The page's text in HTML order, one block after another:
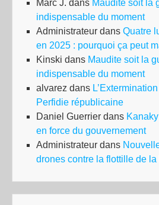
Marc J. dans Maudite soit la
indispensable du moment
Administrateur dans Quatre
en 2025 : pourquoi ça peut
Kinski dans Maudite soit la
indispensable du moment
alvarez dans
Perfidie républicaine
Daniel Guerrier dans
en force du gouvernement
Administrateur dans
drones contre la flottille de la